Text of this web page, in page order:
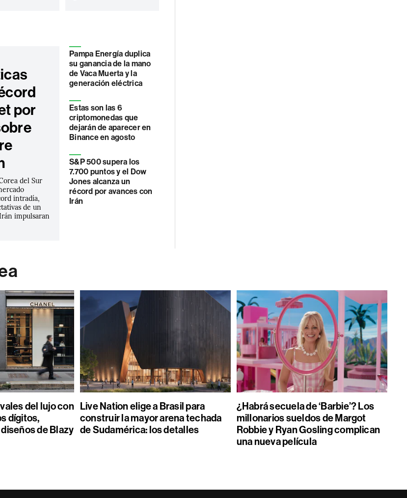
por
del Sur
intradía,
de un
impulsaran
Pampa Energía duplica
su ganancia de la mano
de Vaca Muerta y la
generación eléctrica
Estas son las 6
criptomonedas que
dejarán de aparecer en
Binance en agosto
S&P 500 supera los
7.700 puntos y el Dow
Jones alcanza un
récord por avances con
Irán
del lujo con
dígitos,
de Blazy
Live Nation elige a Brasil para
construir la mayor arena techada
de Sudamérica: los detalles
¿Habrá secuela de ‘Barbie’? Los
millonarios sueldos de Margot
Robbie y Ryan Gosling complican
una nueva película